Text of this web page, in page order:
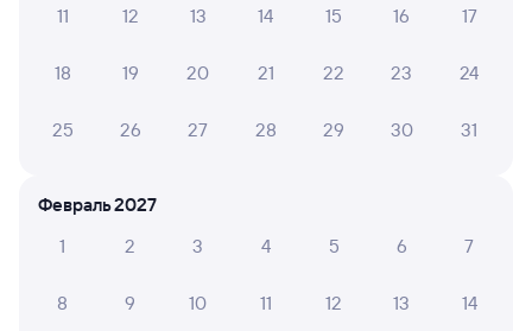
А ещё здесь можно найти
Обратные билеты из Межега в Брусеницу
Отели
11 12 13 14 15 16 17
18 19 20 21 22 23 24
25 26 27 28 29 30 31
Февраль 2027
1
2 3 4 5 6 7
8 9 10 11 12 13 14